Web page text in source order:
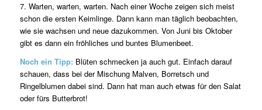
7. Warten, warten, warten. Nach einer Woche zeigen sich meist
schon die ersten Keimlinge. Dann kann man täglich beobachten,
wie sie wachsen und neue dazukommen. Von Juni bis Oktober
gibt es dann ein fröhliches und buntes Blumenbeet.
Noch ein Tipp: Blüten schmecken ja auch gut. Einfach darauf
schauen, dass bei der Mischung Malven, Borretsch und
Ringelblumen dabei sind. Dann hat man auch etwas für den Salat
oder fürs Butterbrot!